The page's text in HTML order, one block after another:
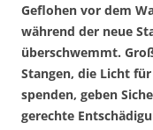
Geflohen vor dem
während der neue
überschwemmt.
Stangen, die Licht
spenden, geben
gerechte